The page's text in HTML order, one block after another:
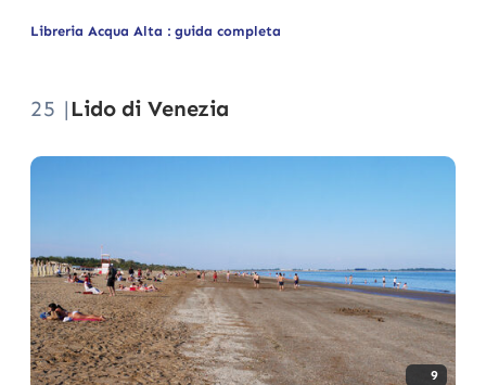
Libreria Acqua Alta : guida completa
25 |Lido di Venezia
9